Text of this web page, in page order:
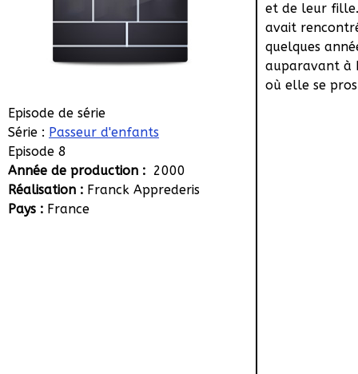
Episode de série
Série : Passeur d'enfants
Episode 8
Année de production : 2000
Réalisation : Franck Apprederis
Pays : France
et de leur
avait
quelques
auparavant à
où elle se